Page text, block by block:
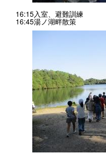
16:15入室、避難訓練
16:45湯ノ湖畔散策